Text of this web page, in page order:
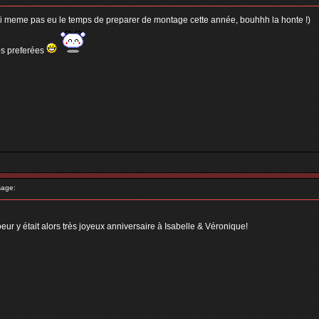
meme pas eu le temps de preparer de montage cette année, bouhhh la honte !)
preferées
y était alors très joyeux anniversaire à Isabelle & Véronique!